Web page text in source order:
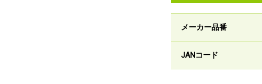
メーカー品番
JANコード